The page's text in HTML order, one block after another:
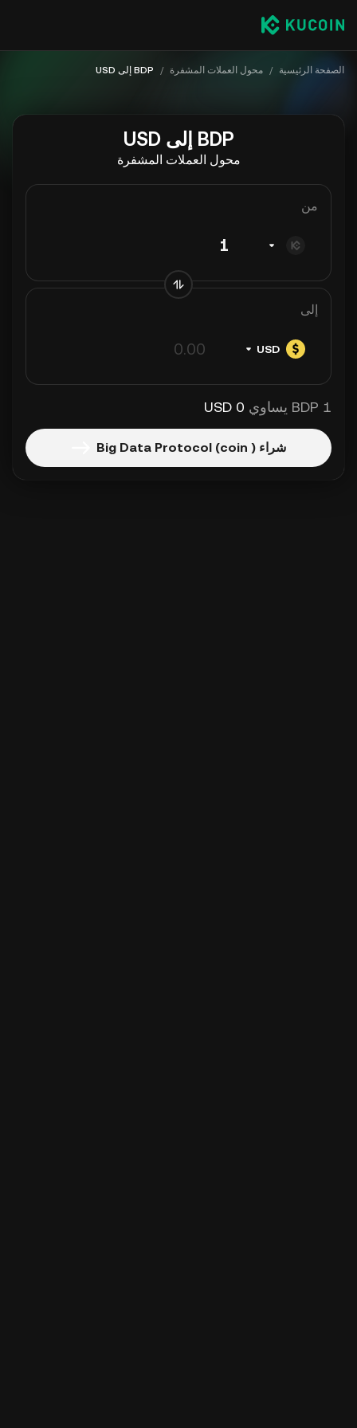
الصفحة الرئيسية / محول العملات المشفرة / BDP إلى USD
BDP إلى USD
محول العملات المشفرة
من
إلى
USD
1 BDP يساوي 0 USD
شراء Big Data Protocol (coin )